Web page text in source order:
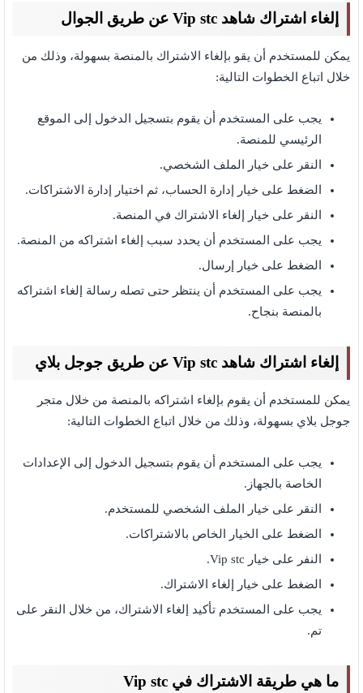
إلغاء اشتراك شاهد Vip stc عن طريق الجوال
يمكن للمستخدم أن يقو بإلغاء الاشتراك بالمنصة بسهولة، وذلك من
خلال اتباع الخطوات التالية:
يجب على المستخدم أن يقوم بتسجيل الدخول إلى الموقع
الرئيسي للمنصة.
النقر على خيار الملف الشخصي.
الضغط على خيار إدارة الحساب، ثم اختيار إدارة الاشتراكات.
النقر على خيار إلغاء الاشتراك في المنصة.
يجب على المستخدم أن يحدد سبب إلغاء اشتراكه من المنصة.
الضغط على خيار إرسال.
يجب على المستخدم أن ينتظر حتى تصله رسالة إلغاء اشتراكه
بالمنصة بنجاح.
إلغاء اشتراك شاهد Vip stc عن طريق جوجل بلاي
يمكن للمستخدم أن يقوم بإلغاء اشتراكه بالمنصة من خلال متجر
جوجل بلاي بسهولة، وذلك من خلال اتباع الخطوات التالية:
يجب على المستخدم أن يقوم بتسجيل الدخول إلى الإعدادات
الخاصة بالجهاز.
النقر على خيار الملف الشخصي للمستخدم.
الضغط على الخيار الخاص بالاشتراكات.
النفر على خيار Vip stc.
الضغط على خيار إلغاء الاشتراك.
يجب على المستخدم تأكيد إلغاء الاشتراك، من خلال النقر على
تم.
ما هي طريقة الاشتراك في Vip stc